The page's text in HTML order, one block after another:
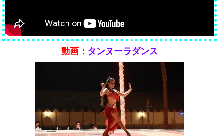
動画 ：タンヌーラダンス